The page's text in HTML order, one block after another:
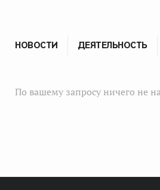
НОВОСТИ ДЕЯТЕЛЬНОСТЬ
По вашему запросу ничего не